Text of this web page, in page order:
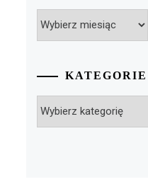
KATEGORIE